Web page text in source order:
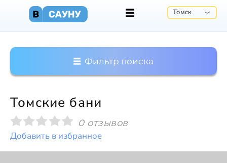
Томск
Фильтр поиска
Томские бани
0 отзывов
Добавить в избранное